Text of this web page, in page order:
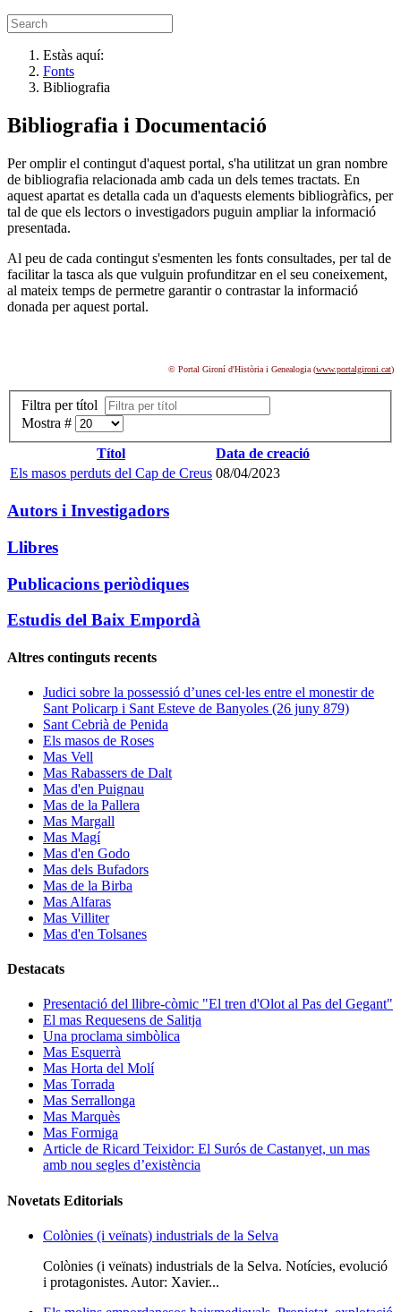
Estàs aquí:
Fonts
Bibliografia
Bibliografia i Documentació
Per omplir el contingut d'aquest portal, s'ha utilitzat un gran nombre
de bibliografia relacionada amb cada un dels temes tractats. En
aquest apartat es detalla cada un d'aquests elements bibliogràfics, per
tal de que els lectors o investigadors puguin ampliar la informació
presentada.
Al peu de cada contingut s'esmenten les fonts consultades, per tal de
facilitar la tasca als que vulguin profunditzar en el seu coneixement,
al mateix temps de permetre garantir o contrastar la informació
donada per aquest portal.
© Portal Gironí d'Història i Genealogia (www.portalgironi.cat)
Filtra per títol
Mostra #
Títol
Data de creació
Els masos perduts del Cap de Creus 08/04/2023
Autors i Investigadors
Llibres
Publicacions periòdiques
Estudis del Baix Empordà
Altres continguts recents
Judici sobre la possessió d’unes cel·les entre el monestir de
Sant Policarp i Sant Esteve de Banyoles (26 juny 879)
Sant Cebrià de Penida
Els masos de Roses
Mas Vell
Mas Rabassers de Dalt
Mas d'en Puignau
Mas de la Pallera
Mas Margall
Mas Magí
Mas d'en Godo
Mas dels Bufadors
Mas de la Birba
Mas Alfaras
Mas Villiter
Mas d'en Tolsanes
Destacats
Presentació del llibre-còmic "El tren d'Olot al Pas del Gegant"
El mas Requesens de Salitja
Una proclama simbòlica
Mas Esquerrà
Mas Horta del Molí
Mas Torrada
Mas Serrallonga
Mas Marquès
Mas Formiga
Article de Ricard Teixidor: El Surós de Castanyet, un mas
amb nou segles d’existència
Novetats Editorials
Colònies (i veïnats) industrials de la Selva
Colònies (i veïnats) industrials de la Selva. Notícies, evolució
i protagonistes. Autor: Xavier...